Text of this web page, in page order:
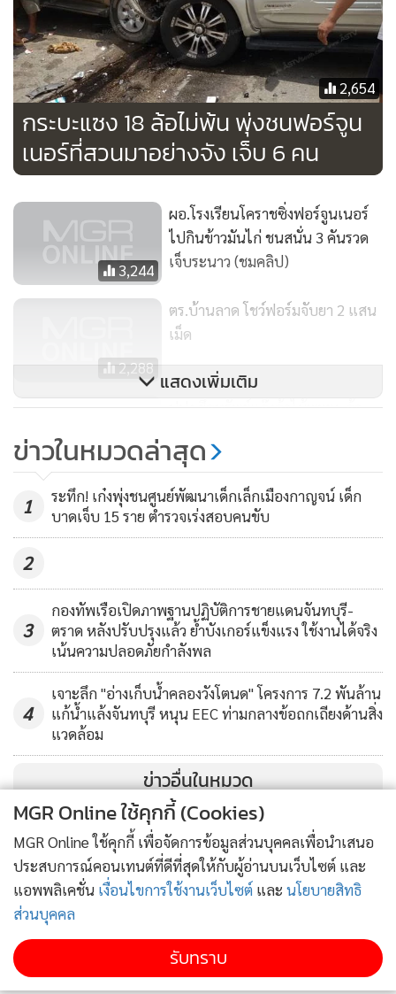
2,654
กระบะแซง 18 ล้อไม่พ้น พุ่งชนฟอร์จูน
เนอร์ที่สวนมาอย่างจัง เจ็บ 6 คน
3,244
ผอ.โรงเรียนโคราชซิ่งฟอร์จูนเนอร์
ไปกินข้าวมันไก่ ชนสนั่น 3 คันรวด
เจ็บระนาว (ชมคลิป)
2,288
ตร.บ้านลาด โชว์ฟอร์มจับยา 2 แสน
เม็ด
755
ปปง.ยึดทรัพย์แก๊งค้าไม้พะยูง-ค้า
แสดงเพิ่มเติม
ข่าวในหมวดล่าสุด
1
ระทึก! เก๋งพุ่งชนศูนย์พัฒนาเด็กเล็กเมืองกาญจน์ เด็ก
บาดเจ็บ 15 ราย ตำรวจเร่งสอบคนขับ
2
3
กองทัพเรือเปิดภาพฐานปฏิบัติการชายแดนจันทบุรี-
ตราด หลังปรับปรุงแล้ว ย้ำบังเกอร์แข็งแรง ใช้งานได้จริง
เน้นความปลอดภัยกำลังพล
4
เจาะลึก "อ่างเก็บน้ำคลองวังโตนด" โครงการ 7.2 พันล้าน
แก้น้ำแล้งจันทบุรี หนุน EEC ท่ามกลางข้อถกเถียงด้านสิ่ง
แวดล้อม
ข่าวอื่นในหมวด
MGR Online ใช้คุกกี้ (Cookies)
MGR Online ใช้คุกกี้ เพื่อจัดการข้อมูลส่วนบุคคลเพื่อนำเสนอ
ประสบการณ์คอนเทนต์ที่ดีที่สุดให้กับผู้อ่านบนเว็บไซต์ และ
แอพพลิเคชั่น เงื่อนไขการใช้งานเว็บไซต์ และ นโยบายสิทธิ
ส่วนบุคคล
รับทราบ